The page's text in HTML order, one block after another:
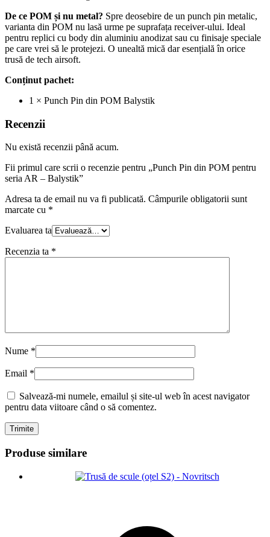
De ce POM și nu metal? Spre deosebire de un punch pin metalic,
varianta din POM nu lasă urme pe suprafața receiver-ului. Ideal
pentru replici cu body din aluminiu anodizat sau cu finisaje speciale
pe care vrei să le protejezi. O unealtă mică dar esențială în orice
trusă de tech airsoft.
Conținut pachet:
1 × Punch Pin din POM Balystik
Recenzii
Nu există recenzii până acum.
Fii primul care scrii o recenzie pentru „Punch Pin din POM pentru
seria AR – Balystik”
Adresa ta de email nu va fi publicată. Câmpurile obligatorii sunt
marcate cu *
Evaluarea ta
Recenzia ta *
Nume *
Email *
Salvează-mi numele, emailul și site-ul web în acest navigator
pentru data viitoare când o să comentez.
Produse similare